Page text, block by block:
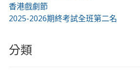
香港戲劇節
2025-2026期終考試全班第二名
分類